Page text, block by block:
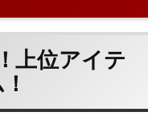
上位アイテ